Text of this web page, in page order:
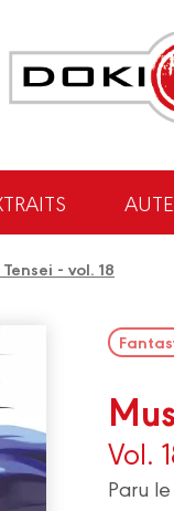
- vol. 18
Vol.
Paru le